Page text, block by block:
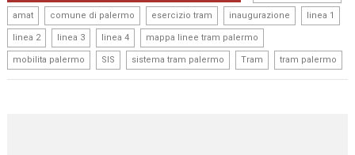
amat comune di palermo esercizio tram inaugurazione linea 1
linea 2 linea 3 linea 4 mappa linee tram palermo
mobilita palermo SIS sistema tram palermo Tram tram palermo